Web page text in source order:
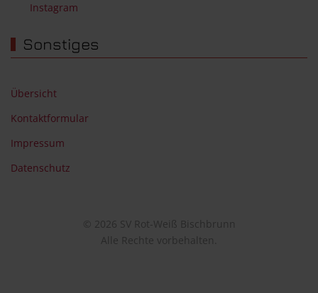
Instagram
Sonstiges
Übersicht
Kontaktformular
Impressum
Datenschutz
© 2026 SV Rot-Weiß Bischbrunn
Alle Rechte vorbehalten.